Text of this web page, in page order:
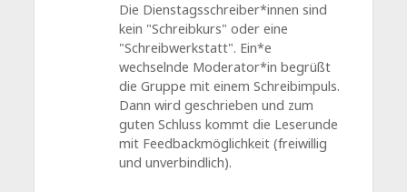
Die Dienstagsschreiber*innen sind
kein "Schreibkurs" oder eine
"Schreibwerkstatt". Ein*e
wechselnde Moderator*in begrüßt
die Gruppe mit einem Schreibimpuls.
Dann wird geschrieben und zum
guten Schluss kommt die Leserunde
mit Feedbackmöglichkeit (freiwillig
und unverbindlich).